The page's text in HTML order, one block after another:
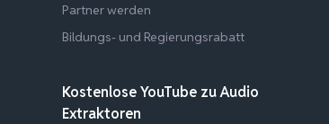
Partner werden
Bildungs- und Regierungsrabatt
Kostenlose YouTube zu Audio
Extraktoren